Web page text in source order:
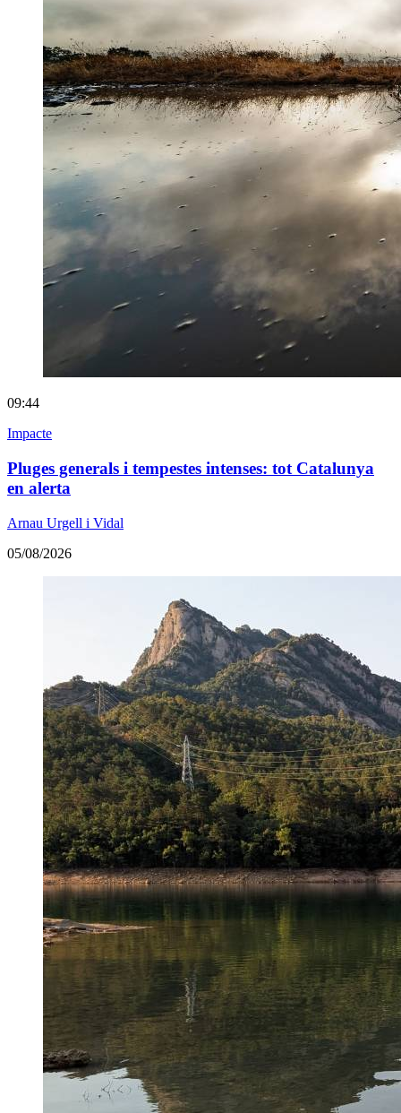
09:44
Impacte
Pluges generals i tempestes intenses: tot Catalunya
en alerta
Arnau Urgell i Vidal
05/08/2026